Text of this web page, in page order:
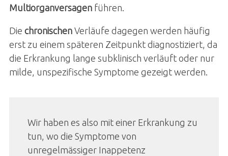
Multiorganversagen führen.
Die chronischen Verläufe dagegen werden häufig
erst zu einem späteren Zeitpunkt diagnostiziert, da
die Erkrankung lange subklinisch verläuft oder nur
milde, unspezifische Symptome gezeigt werden.
Wir haben es also mit einer Erkrankung zu
tun, wo die Symptome von
unregelmässiger Inappetenz